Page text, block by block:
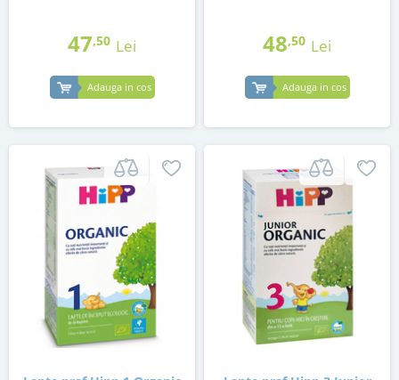
47,50 Lei
Adauga in cos
48,50 Lei
Adauga in cos